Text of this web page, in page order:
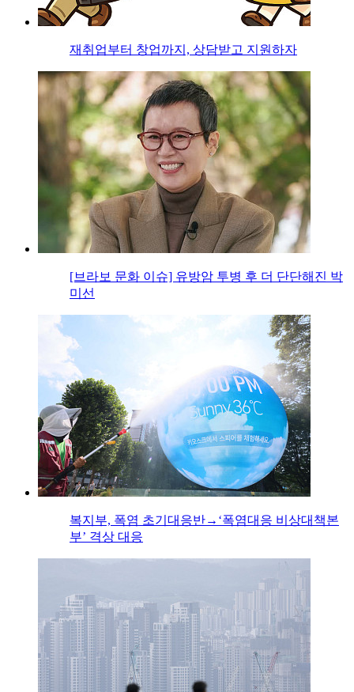
재취업부터 창업까지, 상담받고 지원하자
[브라보 문화 이슈] 유방암 투병 후 더 단단해진 박
미선
복지부, 폭염 초기대응반→‘폭염대응 비상대책본
부’ 격상 대응